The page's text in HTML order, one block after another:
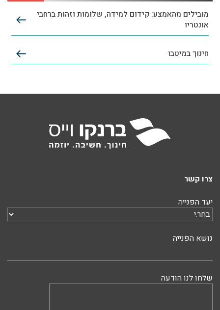
מובילים מהאמצע: קידום למידה, שלומות וזהות ברחבי
אונטריו
חינוך במיטבו
צרו קשר
יעד הפנייה
נושא הפנייה
שלחו לנו הודעה